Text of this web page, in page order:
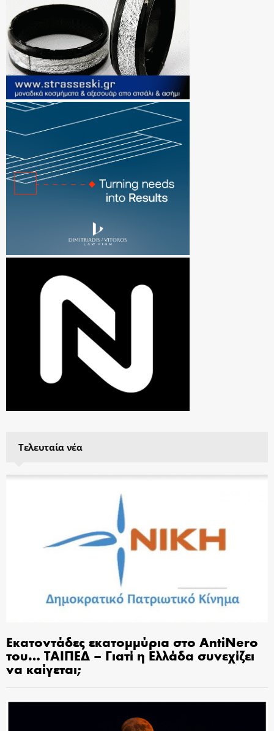
Τελευταία νέα
Εκατοντάδες εκατομμύρια στο AntiNero
του… ΤΑΙΠΕΔ – Γιατί η Ελλάδα συνεχίζει
να καίγεται;